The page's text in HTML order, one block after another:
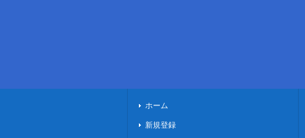
ホーム
新規登録